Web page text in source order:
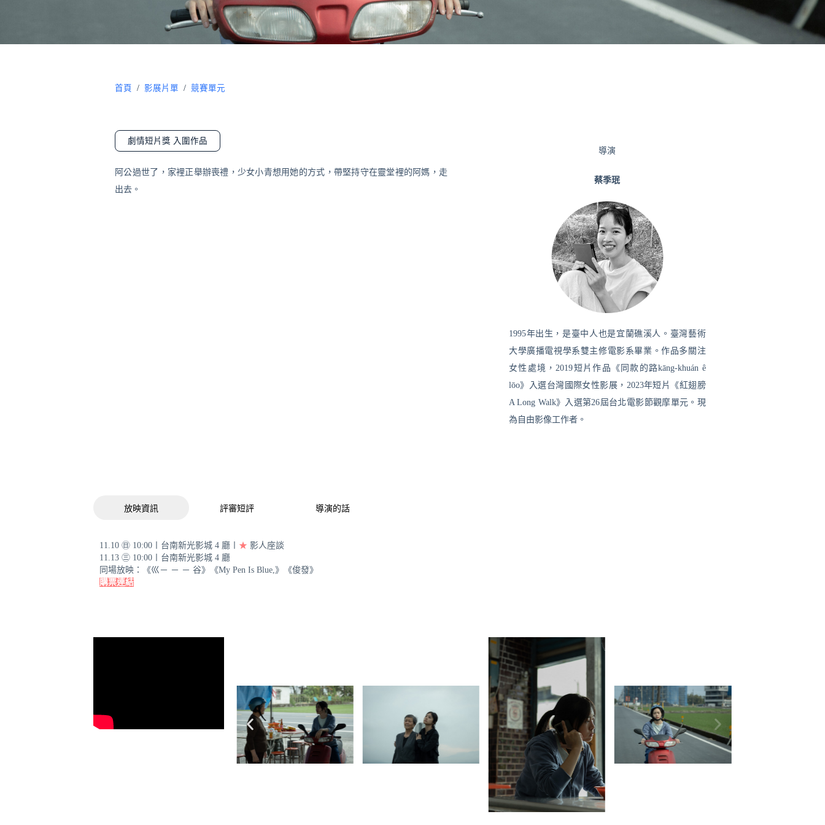
首頁 /影展片單 /競賽單元
劇情短片獎 入圍作品
阿公過世了，家裡正舉辦喪禮，少女小青想用她的方式，帶堅持守在靈堂裡的阿媽，走
出去。
導演
蔡季珉
1995年出生，是臺中人也是宜蘭礁溪人。臺灣藝術
大學廣播電視學系雙主修電影系畢業。作品多關注
女性處境，2019短片作品《同款的路kāng-khuán ê
lōo》入選台灣國際女性影展，2023年短片《紅翅膀
A Long Walk》入選第26屆台北電影節觀摩單元。現
為自由影像工作者。
放映資訊 評審短評 導演的話
11.10 ㊐ 10:00〡台南新光影城 4 廳〡 ★ 影人座談
11.13 ㊂ 10:00〡台南新光影城 4 廳
同場放映：《巛－ － － 谷》《My Pen Is Blue,》《俊發》
購票連結